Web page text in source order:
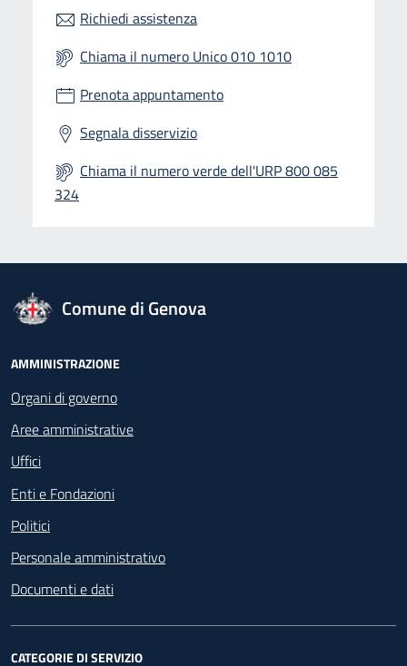
Richiedi assistenza
Chiama il numero Unico 010 1010
Prenota appuntamento
Segnala disservizio
Chiama il numero verde dell'URP 800 085
324
logo Unione Europea
Comune di Genova
Footer - Navigazione
AMMINISTRAZIONE
Organi di governo
Aree amministrative
Uffici
Enti e Fondazioni
Politici
Personale amministrativo
Documenti e dati
CATEGORIE DI SERVIZIO